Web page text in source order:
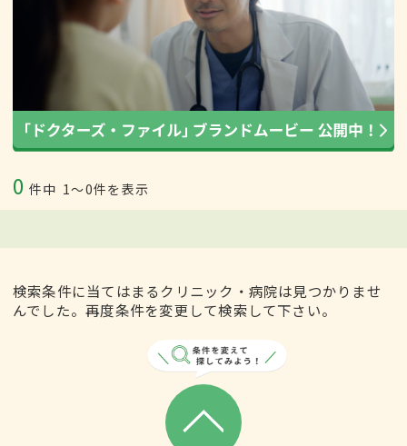
0 件中 1〜0件を表示
検索条件に当てはまるクリニック・病院は見つかりませ
んでした。再度条件を変更して検索して下さい。